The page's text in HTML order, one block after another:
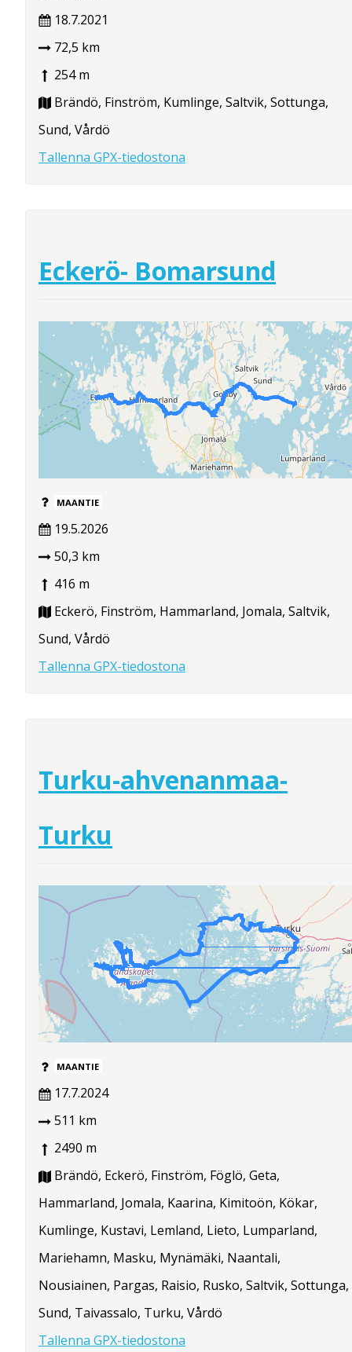
18.7.2021
72,5 km
254 m
Brändö, Finström, Kumlinge, Saltvik, Sottunga,
Sund, Vårdö
Tallenna GPX-tiedostona
Eckerö- Bomarsund
MAANTIE
19.5.2026
50,3 km
416 m
Eckerö, Finström, Hammarland, Jomala, Saltvik,
Sund, Vårdö
Tallenna GPX-tiedostona
Turku-ahvenanmaa-
Turku
MAANTIE
17.7.2024
511 km
2490 m
Brändö, Eckerö, Finström, Föglö, Geta,
Hammarland, Jomala, Kaarina, Kimitoön, Kökar,
Kumlinge, Kustavi, Lemland, Lieto, Lumparland,
Mariehamn, Masku, Mynämäki, Naantali,
Nousiainen, Pargas, Raisio, Rusko, Saltvik, Sottunga,
Sund, Taivassalo, Turku, Vårdö
Tallenna GPX-tiedostona